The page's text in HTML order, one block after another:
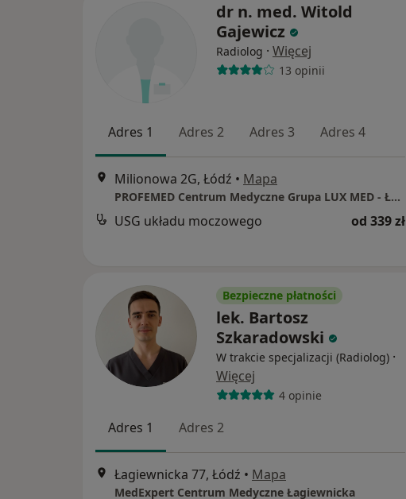
dr n. med. Witold
Gajewicz
Radiolog · Więcej
13 opinii
Adres 1 Adres 2 Adres 3 Adres 4
Milionowa 2G, Łódź • Mapa
PROFEMED Centrum Medyczne Grupa LUX MED - Łódź, ul. Milionowa 2G
USG układu moczowego od 339 zł
Bezpieczne płatności
lek. Bartosz
Szkaradowski
W trakcie specjalizacji (Radiolog) ·
Więcej
4 opinie
Adres 1 Adres 2
Łagiewnicka 77, Łódź • Mapa
MedExpert Centrum Medyczne Łagiewnicka